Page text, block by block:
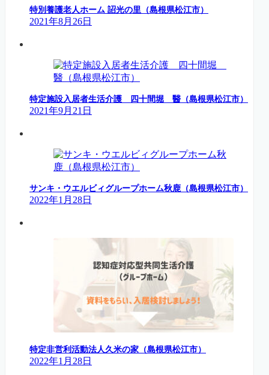
特別養護老人ホーム 詔光の里（島根県松江市）
2021年8月26日
特定施設入居者生活介護 四十間堀 醫（島根県松江市）
2021年9月21日
サンキ・ウエルビィグループホーム秋鹿（島根県松江市）
2022年1月28日
特定非営利活動法人久米の家（島根県松江市）
2022年1月28日